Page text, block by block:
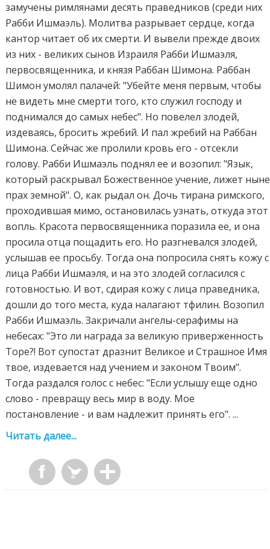
замучены римлянами десять праведников (среди них
Рабби Ишмаэль). Молитва разрывает сердце, когда
кантор читает об их смерти. И вывели прежде двоих
из них - великих сынов Израиля Рабби Ишмаэля,
первосвященника, и князя Раббан Шимона. Раббан
Шимон умолял палачей: "Убейте меня первым, чтобы
не видеть мне смерти того, кто служил господу и
поднимался до самых небес". Но повелел злодей,
издеваясь, бросить жребий. И пал жребий на Раббан
Шимона. Сейчас же пролили кровь его - отсекли
голову. Рабби Ишмаэль поднял ее и возопил: "Язык,
который раскрывал Божественное учение, лижет ныне
прах земной". О, как рыдал он. Дочь тирана римского,
проходившая мимо, остановилась узнать, откуда этот
вопль. Красота первосвященника поразила ее, и она
просила отца пощадить его. Но разгневался злодей,
услышав ее просьбу. Тогда она попросила снять кожу с
лица Рабби Ишмаэля, и на это злодей согласился с
готовностью. И вот, сдирая кожу с лица праведника,
дошли до того места, куда налагают тфилин. Возопил
Рабби Ишмаэль. Закричали ангелы-серафимы на
небесах: "Это ли награда за великую приверженность
Торе?! Вот супостат дразнит Великое и Страшное Имя
твое, издевается над учением и законом Твоим".
Тогда раздался голос с небес: "Если услышу еще одно
слово - превращу весь мир в воду. Мое
постановление - и вам надлежит принять его". ...
Читать далее...